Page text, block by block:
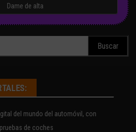
del mundo del automóvil, con
de coches